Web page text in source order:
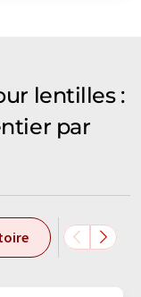
lentilles :
par